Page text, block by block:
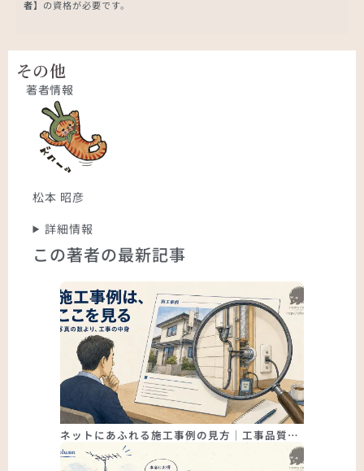
者】 の資格が必要です。
その他
著者情報
松本 昭彦
詳細情報
この著者の最新記事
ネットにあふれる施工事例の見方｜工事品質…